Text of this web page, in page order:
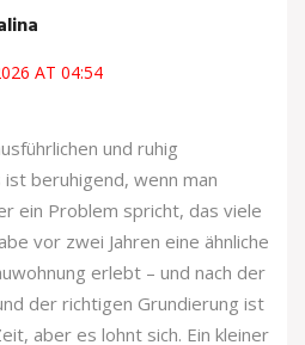
AT 04:54
und ruhig
beruhigend, wenn man
ein Problem spricht, das viele
vor zwei Jahren eine ähnliche
erlebt – und nach der
der richtigen Grundierung ist
aber es lohnt sich. Ein kleiner